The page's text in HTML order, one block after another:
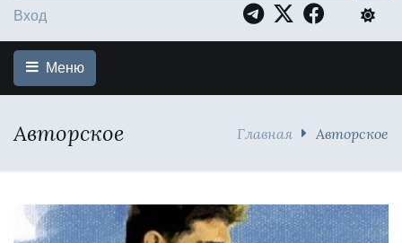
Вход
Меню
Авторское Главная Авторское